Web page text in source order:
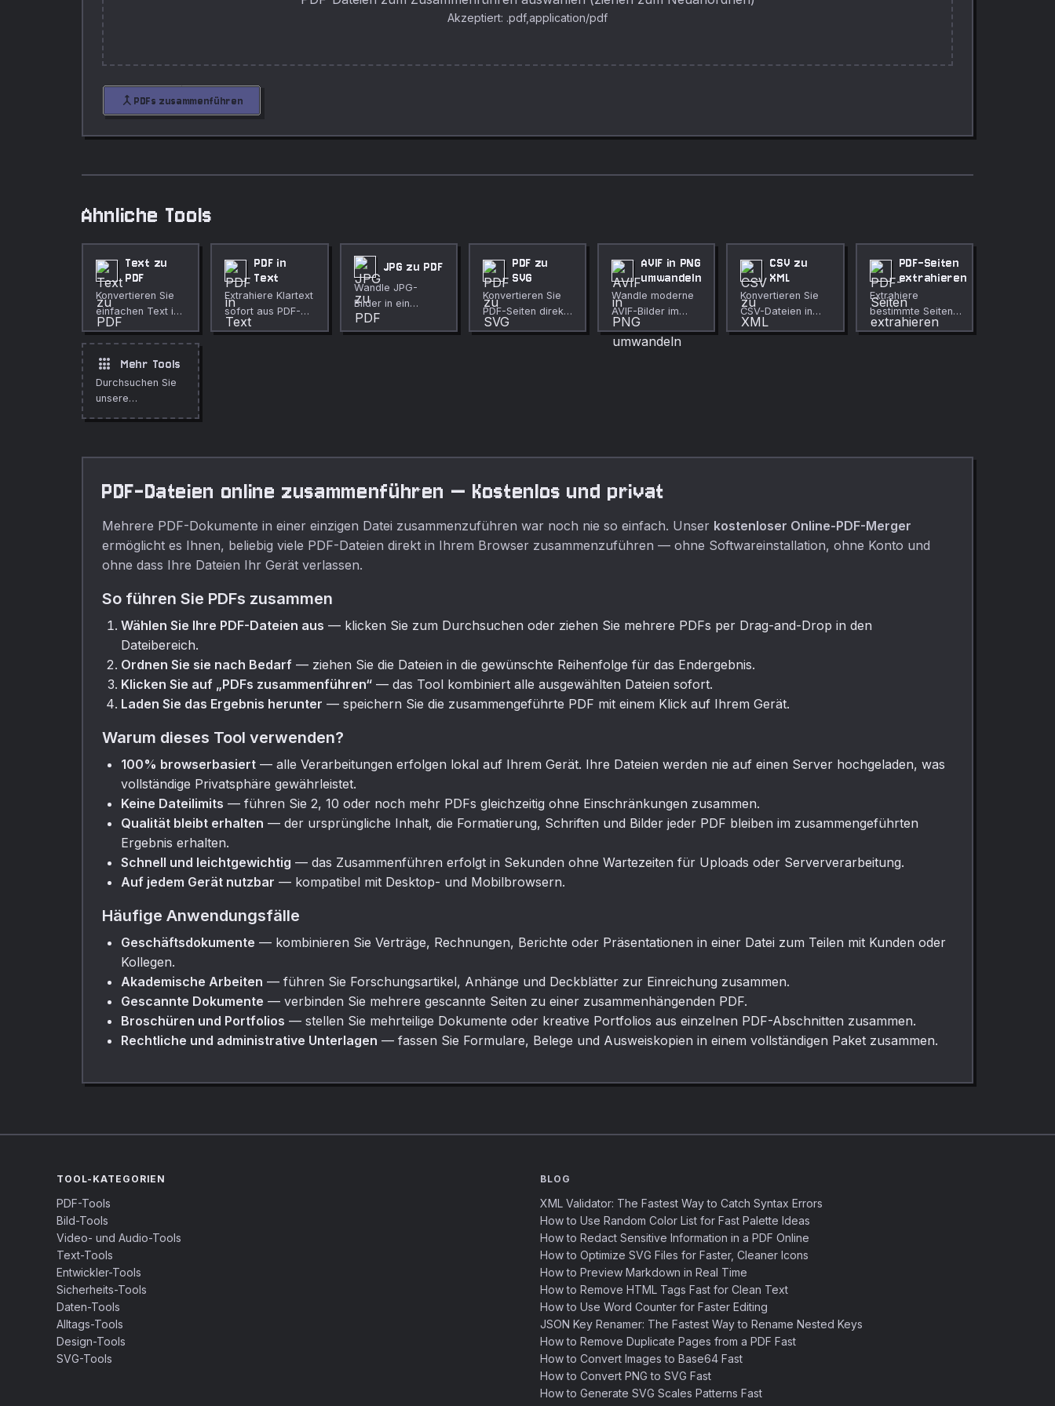
Akzeptiert: .pdf,application/pdf
merge PDFs zusammenführen
Ahnliche Tools
Text zu
PDF
Konvertieren Sie
einfachen Text in
ein PDF-Dokument
mit anpassbarer
Schriftart, Größe
PDF in
Text
Extrahiere Klartext
sofort aus PDF-
Dateien im
JPG zu PDF
Wandle JPG-
Bilder in ein
einziges PDF-
Dokument um.
PDF zu
SVG
Konvertieren Sie
PDF-Seiten direkt
im Browser in
AVIF in PNG
umwandeln
Wandle moderne
AVIF-Bilder im
Browser
verlustfrei ins
CSV zu
XML
Konvertieren Sie
CSV-Dateien in
XML mit
PDF-Seiten
extrahieren
Extrahiere
bestimmte Seiten
aus einer PDF-
apps Mehr Tools
Durchsuchen Sie
unsere
Online-Tools.
PDF-Dateien online zusammenführen — Kostenlos und privat
Mehrere PDF-Dokumente in einer einzigen Datei zusammenzuführen war noch nie so einfach. Unser kostenloser Online-PDF-Merger
ermöglicht es Ihnen, beliebig viele PDF-Dateien direkt in Ihrem Browser zusammenzuführen — ohne Softwareinstallation, ohne Konto und
ohne dass Ihre Dateien Ihr Gerät verlassen.
So führen Sie PDFs zusammen
Wählen Sie Ihre PDF-Dateien aus — klicken Sie zum Durchsuchen oder ziehen Sie mehrere PDFs per Drag-and-Drop in den
Dateibereich.
Ordnen Sie sie nach Bedarf — ziehen Sie die Dateien in die gewünschte Reihenfolge für das Endergebnis.
Klicken Sie auf „PDFs zusammenführen“ — das Tool kombiniert alle ausgewählten Dateien sofort.
Laden Sie das Ergebnis herunter — speichern Sie die zusammengeführte PDF mit einem Klick auf Ihrem Gerät.
Warum dieses Tool verwenden?
100% browserbasiert — alle Verarbeitungen erfolgen lokal auf Ihrem Gerät. Ihre Dateien werden nie auf einen Server hochgeladen, was
vollständige Privatsphäre gewährleistet.
Keine Dateilimits — führen Sie 2, 10 oder noch mehr PDFs gleichzeitig ohne Einschränkungen zusammen.
Qualität bleibt erhalten — der ursprüngliche Inhalt, die Formatierung, Schriften und Bilder jeder PDF bleiben im zusammengeführten
Ergebnis erhalten.
Schnell und leichtgewichtig — das Zusammenführen erfolgt in Sekunden ohne Wartezeiten für Uploads oder Serververarbeitung.
Auf jedem Gerät nutzbar — kompatibel mit Desktop- und Mobilbrowsern.
Häufige Anwendungsfälle
Geschäftsdokumente — kombinieren Sie Verträge, Rechnungen, Berichte oder Präsentationen in einer Datei zum Teilen mit Kunden oder
Kollegen.
Akademische Arbeiten — führen Sie Forschungsartikel, Anhänge und Deckblätter zur Einreichung zusammen.
Gescannte Dokumente — verbinden Sie mehrere gescannte Seiten zu einer zusammenhängenden PDF.
Broschüren und Portfolios — stellen Sie mehrteilige Dokumente oder kreative Portfolios aus einzelnen PDF-Abschnitten zusammen.
Rechtliche und administrative Unterlagen — fassen Sie Formulare, Belege und Ausweiskopien in einem vollständigen Paket zusammen.
TOOL-KATEGORIEN
PDF-Tools
Bild-Tools
Video- und Audio-Tools
Text-Tools
Entwickler-Tools
Sicherheits-Tools
Daten-Tools
Alltags-Tools
Design-Tools
SVG-Tools
BLOG
XML Validator: The Fastest Way to Catch Syntax Errors
How to Use Random Color List for Fast Palette Ideas
How to Redact Sensitive Information in a PDF Online
How to Optimize SVG Files for Faster, Cleaner Icons
How to Preview Markdown in Real Time
How to Remove HTML Tags Fast for Clean Text
How to Use Word Counter for Faster Editing
JSON Key Renamer: The Fastest Way to Rename Nested Keys
How to Remove Duplicate Pages from a PDF Fast
How to Convert Images to Base64 Fast
How to Convert PNG to SVG Fast
How to Generate SVG Scales Patterns Fast